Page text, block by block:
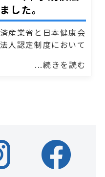
した。
産業省と日本健康会
人認定制度において
...続きを読む